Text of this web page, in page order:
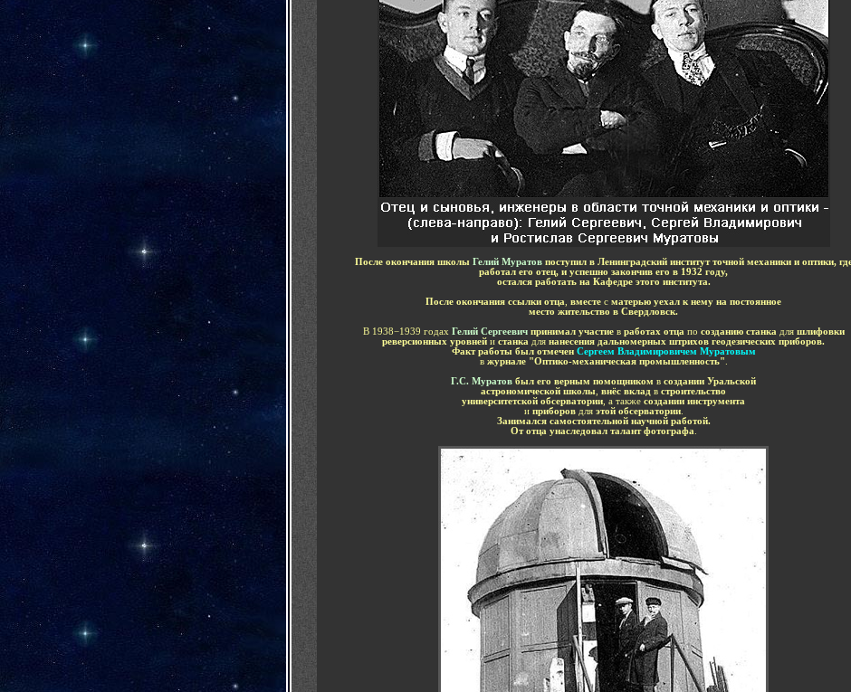
После окончания школы Гелий Муратовпоступил в Ленинградский институт точной механики и оптики,
работал его отец, и успешно закончив его в 1932 году,
остался работать на Кафедре этого института.
После окончания ссылки отца
вместе с матерью уехал к нему на постоянное
место жительство в Свердловск.
В 1938−1939 годах Гелий Сергеевич принимал участие в работах отца по созданию станка для шлифовки
реверсионных уровней и станка для нанесения дальномерных штрихов геодезических приборов.
Факт работы был отмечен Сергеем Владимировичем Муратовым
в журнале "Оптико-механическая промышленность"
Г.С. Муратов был его верным помощником в создании Уральской
астрономической школы внёс вклад в строительство
университетской обсерватории , а также создании инструмента
и приборов для этой обсерватории.
Занимался самостоятельной научной работой.
От отца унаследовал талант фотографа